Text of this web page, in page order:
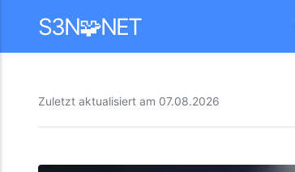
S3N🧩NET
Zuletzt aktualisiert am 07.08.2026